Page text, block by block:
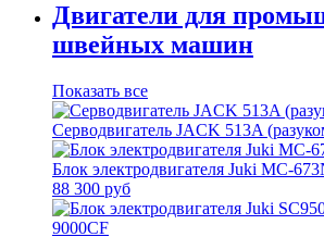
Двигатели для
швейных машин
Показать все
Серводвигатель JACK 513A
Блок электродвигателя Juki MC-
88 300 руб